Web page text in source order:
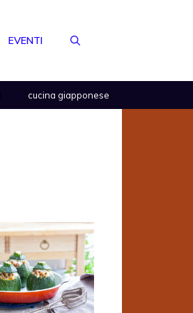
EVENTI
cucina giapponese